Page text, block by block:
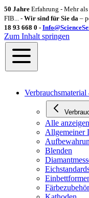
50 Jahre Erfahrung - Mehr als
FIB... - Wir sind für Sie da –
18 93 668 0 -
Zum Inhalt springen
Alle anzeigen
Allgemeiner
Blenden
Färbezubehör